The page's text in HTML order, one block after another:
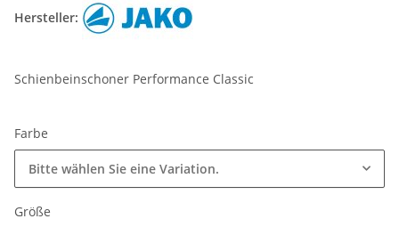
Hersteller:
Schienbeinschoner Performance Classic
Farbe
Bitte wählen Sie eine Variation.
Größe